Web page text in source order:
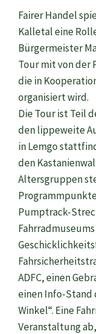
Fairer Handel
Kalletal eine
Bürgermeister
Tour mit von der
die in
organisiert wird.
Die Tour ist Teil
den lippeweite
in Lemgo
den
Altersgruppen
Pumptrack-
ADFC, einen
einen Info-Stand
Winkel“. Eine
Veranstaltung